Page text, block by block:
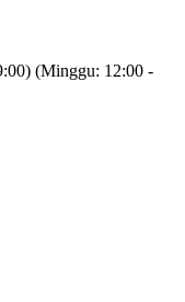
(Minggu: 12:00 -